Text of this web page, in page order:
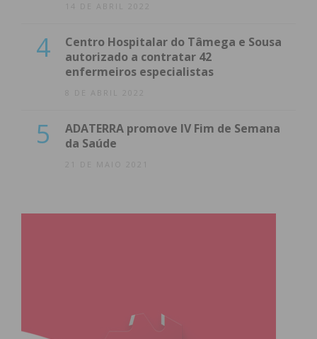
14 DE ABRIL 2022
4
Centro Hospitalar do Tâmega e Sousa
autorizado a contratar 42
enfermeiros especialistas
8 DE ABRIL 2022
5
ADATERRA promove IV Fim de Semana
da Saúde
21 DE MAIO 2021